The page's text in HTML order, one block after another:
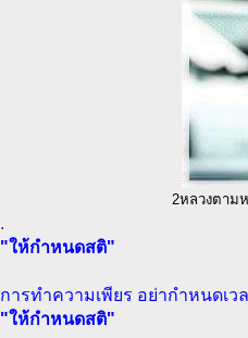
2หลวงตาม
.
"ให้กำหนดสติ"
การทำความเพียร อย่ากำหนดเว
"ให้กำหนดสติ"